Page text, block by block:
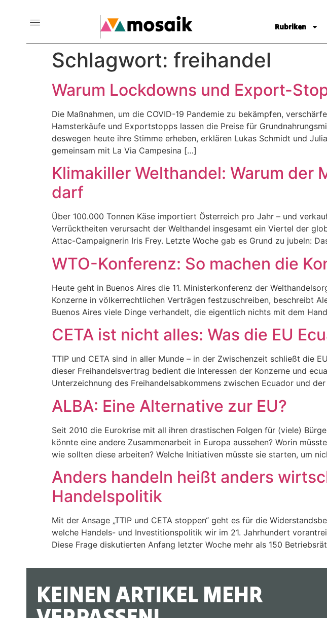
Rubriken
Schlagwort: freihandel
Warum Lockdowns und Export-
Die Maßnahmen, um die COVID-19 Pandemie zu bekämpfen,
Hamsterkäufe und Exportstopps lassen die Preise für
deswegen heute ihre Stimme erheben, erklären Lukas Schmidt und
gemeinsam mit La Via Campesina […]
Klimakiller Welthandel: Warum der
darf
Über 100.000 Tonnen Käse importiert Österreich pro Jahr – und
Verrücktheiten verursacht der Welthandel insgesamt ein Viertel der
Attac-Campaignerin Iris Frey. Letzte Woche gab es Grund zu jubeln:
WTO-Konferenz: So machen die
Heute geht in Buenos Aires die 11. Ministerkonferenz der
Konzerne in völkerrechtlichen Verträgen festzuschreiben, beschreibt
Buenos Aires viele Dinge verhandelt, die eigentlich nichts mit dem
CETA ist nicht alles: Was die EU
TTIP und CETA sind in aller Munde – in der Zwischenzeit schließt die
dieser Freihandelsvertrag bedient die Interessen der Konzerne und
Unterzeichnung des Freihandelsabkommens zwischen Ecuador und
ALBA: Eine Alternative zur EU?
Seit 2010 die Eurokrise mit all ihren drastischen Folgen für (viele)
könnte eine andere Zusammenarbeit in Europa aussehen? Worin
wie sollten diese arbeiten? Welche Initiativen müsste sie starten, um
Anders handeln heißt anders
Handelspolitik
Mit der Ansage „TTIP und CETA stoppen“ geht es für die
welche Handels- und Investitionspolitik wir im 21. Jahrhundert
Diese Frage diskutierten Anfang letzter Woche mehr als 150
KEINEN ARTIKEL MEHR